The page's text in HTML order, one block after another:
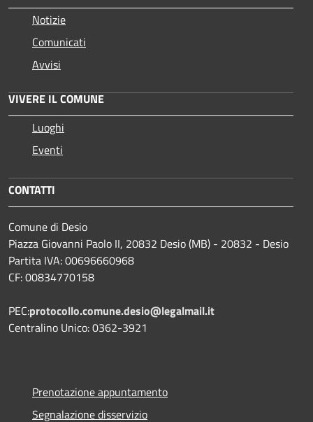
Notizie
Comunicati
Avvisi
VIVERE IL COMUNE
Luoghi
Eventi
CONTATTI
Comune di Desio
Piazza Giovanni Paolo II, 20832 Desio (MB) - 20832 - Desio
Partita IVA: 00696660968
CF: 00834770158
PEC:protocollo.comune.desio@legalmail.it
Centralino Unico: 0362-3921
Prenotazione appuntamento
Segnalazione disservizio